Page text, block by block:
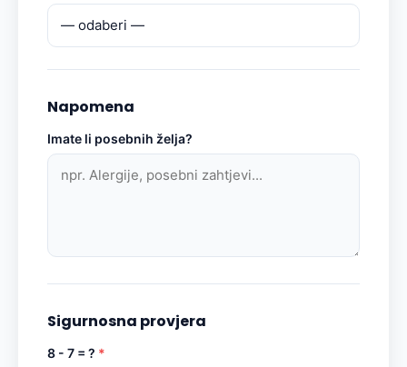
Napomena
Imate li posebnih želja?
Sigurnosna provjera
8 - 7 = ? *